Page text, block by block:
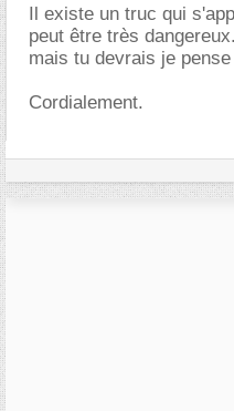
Il existe un truc qui
peut être très
mais tu devrais je
Cordialement.